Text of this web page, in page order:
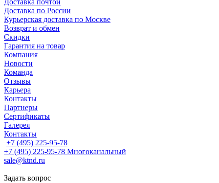
Доставка почтой
Доставка по России
Курьерская доставка по Москве
Возврат и обмен
Скидки
Гарантия на товар
Компания
Новости
Команда
Отзывы
Карьера
Контакты
Партнеры
Сертификаты
Галерея
Контакты
+7 (495) 225-95-78
+7 (495) 225-95-78 Многоканальный
sale@ktnd.ru
Задать вопрос